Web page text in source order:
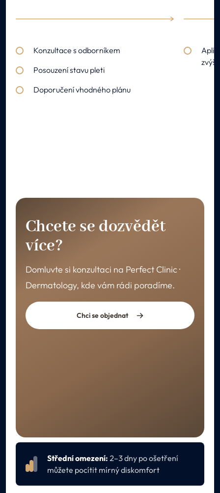
Konzultace s odborníkem
Posouzení stavu pleti
Doporučení vhodného plánu
Chcete se dozvědět
více?
Domluvte si konzultaci na Perfect Clinic ·
Dermatology, kde vám rádi poradíme.
Chci se objednat
Střední omezení: 2–3 dny po ošetření
můžete pocítit mírný diskomfort